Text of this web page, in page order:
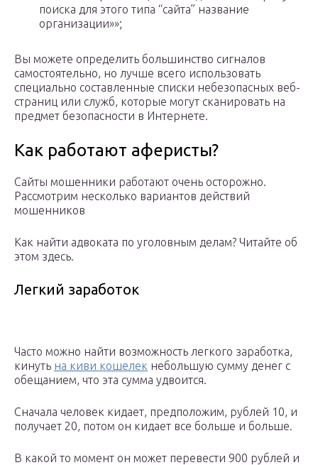
поиска для этого типа “сайта” название
организации»»;
Вы можете определить большинство сигналов
самостоятельно, но лучше всего использовать
специально составленные списки небезопасных веб-
страниц или служб, которые могут сканировать на
предмет безопасности в Интернете.
Как работают аферисты?
Сайты мошенники работают очень осторожно.
Рассмотрим несколько вариантов действий
мошенников
Как найти адвоката по уголовным делам? Читайте об
этом здесь.
Легкий заработок
Часто можно найти возможность легкого заработка,
кинуть на киви кошелек небольшую сумму денег с
обещанием, что эта сумма удвоится.
Сначала человек кидает, предположим, рублей 10, и
получает 20, потом он кидает все больше и больше.
В какой то момент он может перевести 900 рублей и